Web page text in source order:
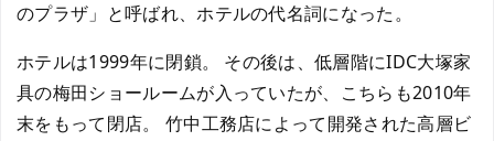
のプラザ」と呼ばれ、ホテルの代名詞になった。
ホテルは1999年に閉鎖。 その後は、低層階にIDC大塚家
具の梅田ショールームが入っていたが、こちらも2010年
末をもって閉店。 竹中工務店によって開発された高層ビ